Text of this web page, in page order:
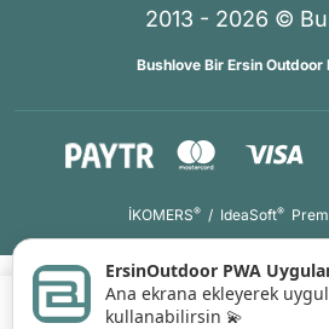
2013 - 2026 ©
Bushlove Bir Ersin Outdoor
İKOMERS® / IdeaSoft®
ErsinOutdoor PWA
Ana ekrana ekleyerek
kullanabilirsin 💫